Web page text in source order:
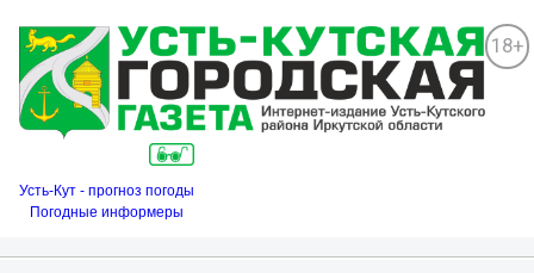
18+
Усть-Кут - прогноз погоды
Погодные информеры